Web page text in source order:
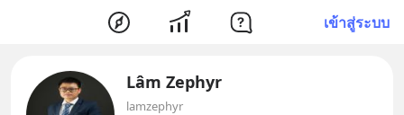
เข้าสู่ระบบ
Lâm Zephyr
lamzephyr